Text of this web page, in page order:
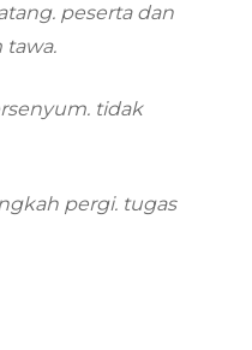
peserta dan
tidak
pergi. tugas